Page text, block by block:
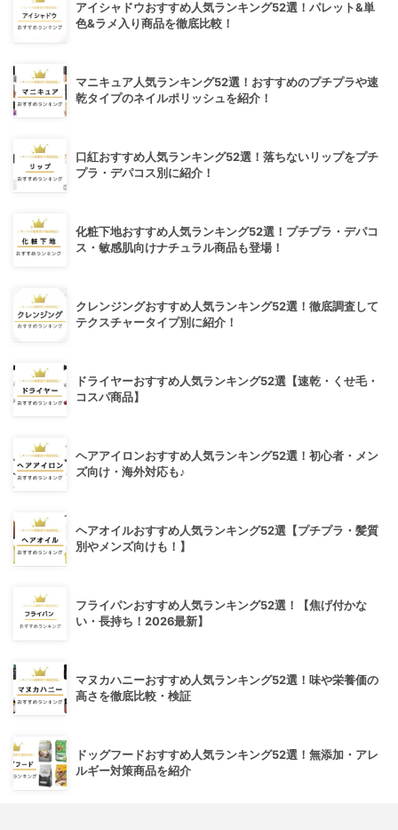
アイシャドウおすすめ人気ランキング52選！パレット&単
色&ラメ入り商品を徹底比較！
マニキュア人気ランキング52選！おすすめのプチプラや速
乾タイプのネイルポリッシュを紹介！
口紅おすすめ人気ランキング52選！落ちないリップをプチ
プラ・デパコス別に紹介！
化粧下地おすすめ人気ランキング52選！プチプラ・デパコ
ス・敏感肌向けナチュラル商品も登場！
クレンジングおすすめ人気ランキング52選！徹底調査して
テクスチャータイプ別に紹介！
ドライヤーおすすめ人気ランキング52選【速乾・くせ毛・
コスパ商品】
ヘアアイロンおすすめ人気ランキング52選！初心者・メン
ズ向け・海外対応も♪
ヘアオイルおすすめ人気ランキング52選【プチプラ・髪質
別やメンズ向けも！】
フライパンおすすめ人気ランキング52選！【焦げ付かな
い・長持ち！2026最新】
マヌカハニーおすすめ人気ランキング52選！味や栄養価の
高さを徹底比較・検証
ドッグフードおすすめ人気ランキング52選！無添加・アレ
ルギー対策商品を紹介